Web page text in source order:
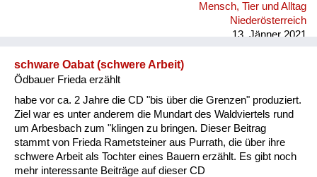
Mensch, Tier und Alltag
Niederösterreich
13. Jänner 2021
schware Oabat (schwere Arbeit)
Ödbauer Frieda erzählt
habe vor ca. 2 Jahre die CD "bis über die Grenzen" produziert.
Ziel war es unter anderem die Mundart des Waldviertels rund
um Arbesbach zum "klingen zu bringen. Dieser Beitrag
stammt von Frieda Rametsteiner aus Purrath, die über ihre
schwere Arbeit als Tochter eines Bauern erzählt. Es gibt noch
mehr interessante Beiträge auf dieser CD